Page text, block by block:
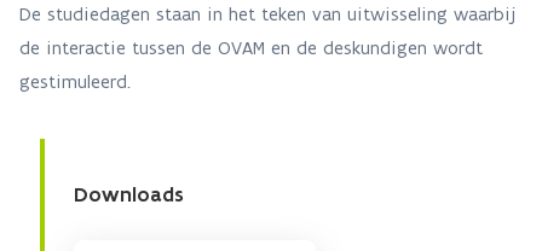
De studiedagen staan in het teken van uitwisseling waarbij
de interactie tussen de OVAM en de deskundigen wordt
gestimuleerd.
Downloads